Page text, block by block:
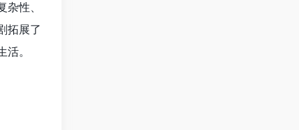
性、
拓展了
。